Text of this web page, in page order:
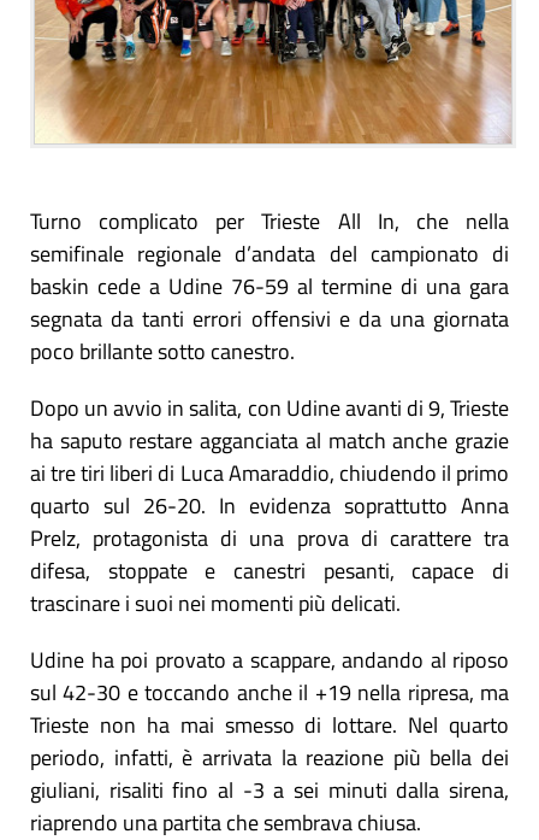
Turno complicato per Trieste All In, che nella
semifinale regionale d’andata del campionato di
baskin cede a Udine 76-59 al termine di una gara
segnata da tanti errori offensivi e da una giornata
poco brillante sotto canestro.
Dopo un avvio in salita, con Udine avanti di 9, Trieste
ha saputo restare agganciata al match anche grazie
ai tre tiri liberi di Luca Amaraddio, chiudendo il primo
quarto sul 26-20. In evidenza soprattutto Anna
Prelz, protagonista di una prova di carattere tra
difesa, stoppate e canestri pesanti, capace di
trascinare i suoi nei momenti più delicati.
Udine ha poi provato a scappare, andando al riposo
sul 42-30 e toccando anche il +19 nella ripresa, ma
Trieste non ha mai smesso di lottare. Nel quarto
periodo, infatti, è arrivata la reazione più bella dei
giuliani, risaliti fino al -3 a sei minuti dalla sirena,
riaprendo una partita che sembrava chiusa.